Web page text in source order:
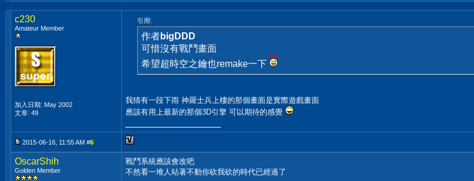
c230
Amateur Member
加入日期: May 2002
文章: 49
引用:
作者bigDDD
可惜沒有戰鬥畫面
希望超時空之鑰也remake一下
我猜有一段下雨 神羅士兵上樓的那個畫面是實際遊戲畫面
應該有用上最新的那個3D引擎 可以期待的感覺
2015-06-16, 11:55 AM #6
OscarShih
Golden Member
戰鬥系統應該會改吧
不然看一堆人站著不動你砍我砍的時代已經過了